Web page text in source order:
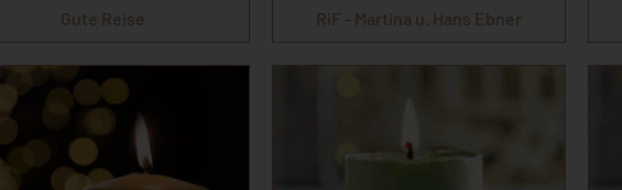
Gute Reise RiF - Martina u. Hans Ebner